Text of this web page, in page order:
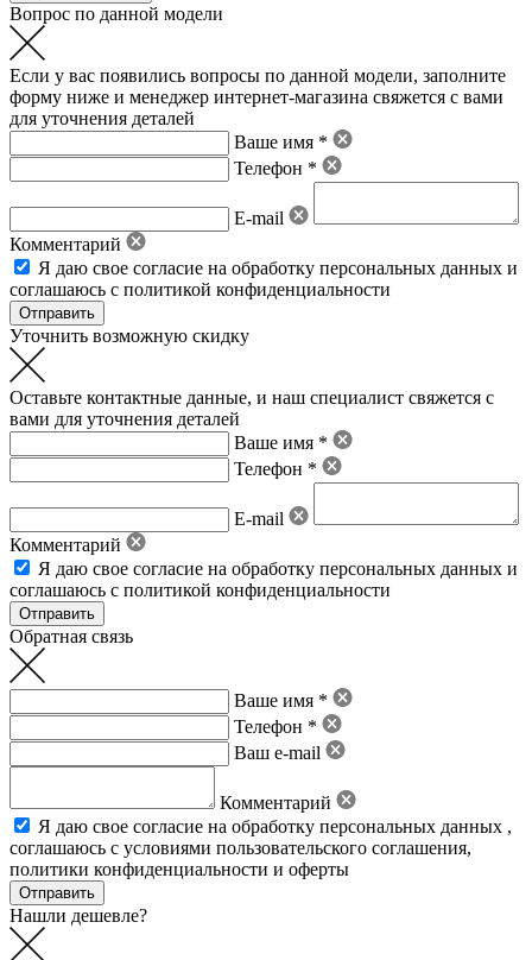
Вопрос по данной модели
Если у вас появились вопросы по данной модели, заполните
форму ниже и менеджер интернет-магазина свяжется с вами
для уточнения деталей
Ваше имя *
Телефон *
E-mail
Комментарий
Я даю свое согласие на обработку персональных данных и
соглашаюсь с политикой конфиденциальности
Уточнить возможную скидку
Оставьте контактные данные, и наш специалист свяжется с
вами для уточнения деталей
Ваше имя *
Телефон *
E-mail
Комментарий
Я даю свое согласие на обработку персональных данных и
соглашаюсь с политикой конфиденциальности
Обратная связь
Ваше имя *
Телефон *
Ваш e-mail
Комментарий
Я даю свое согласие на обработку персональных данных ,
соглашаюсь с условиями пользовательского соглашения,
политики конфиденциальности и оферты
Нашли дешевле?